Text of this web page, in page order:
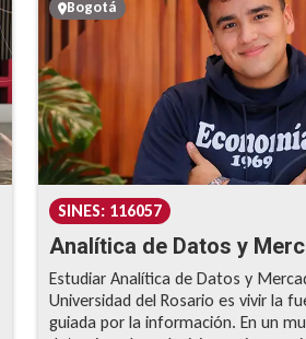
Bogotá
SINES: 116057
Analítica de Datos y
Estudiar Analítica de Datos y
Universidad del Rosario es vivir la
guiada por la información. En un